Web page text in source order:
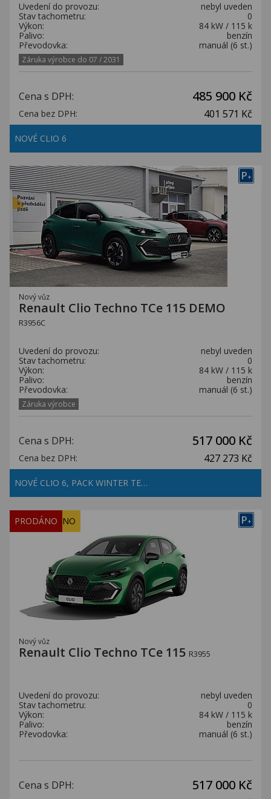
Uvedení do provozu:
nebyl uveden
Stav tachometru:
0
Výkon:
84 kW / 115 k
Palivo:
benzín
Převodovka:
manuál (6 st.)
Záruka výrobce do 07 / 2031
Cena s DPH: 485 900 Kč
Cena bez DPH: 401 571 Kč
NOVÉ CLIO 6
P+
Nový vůz
Renault Clio Techno TCe 115 DEMO
R3956C
Uvedení do provozu:
nebyl uveden
Stav tachometru:
0
Výkon:
84 kW / 115 k
Palivo:
benzín
Převodovka:
manuál (6 st.)
Záruka výrobce
Cena s DPH: 517 000 Kč
Cena bez DPH: 427 273 Kč
NOVÉ CLIO 6, PACK WINTER TE…
P+
REZERVOVÁNO
PRODÁNO
Nový vůz
Renault Clio Techno TCe 115 R3955
Uvedení do provozu:
nebyl uveden
Stav tachometru:
0
Výkon:
84 kW / 115 k
Palivo:
benzín
Převodovka:
manuál (6 st.)
Cena s DPH: 517 000 Kč